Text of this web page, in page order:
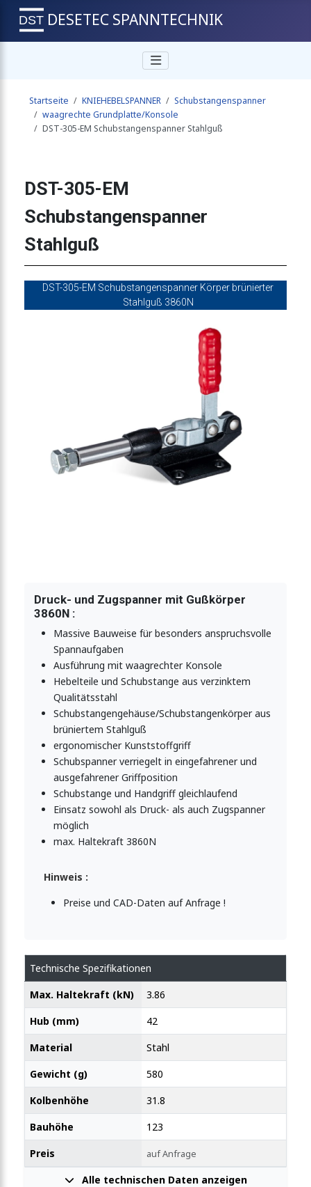
1800N
2000N
Stahlguß
Stahlguß
mit massivem Grundkörper 2270N
mit Sicherheitsverriegelung
4540N
massiver Grundkörper
Zusatzverriegelung
mit Verriegelung
mit Verriegelung
Handgriff
DESETEC SPANNTECHNIK
Startseite KNIEHEBELSPANNER
Schubstangenspanner
waagrechte Grundplatte/Konsole
DST-305-EM Schubstangenspanner Stahlguß
DST-305-EM
Schubstangenspanner
Stahlguß
DST-305-EM Schubstangenspanner Körper brünierter
Stahlguß 3860N
Druck- und Zugspanner mit Gußkörper
3860N :
Massive Bauweise für besonders anspruchsvolle
Spannaufgaben
Ausführung mit waagrechter Konsole
Hebelteile und Schubstange aus verzinktem
Qualitätsstahl
Schubstangengehäuse/Schubstangenkörper aus
brüniertem Stahlguß
ergonomischer Kunststoffgriff
Schubspanner verriegelt in eingefahrener und
ausgefahrener Griffposition
Schubstange und Handgriff gleichlaufend
Einsatz sowohl als Druck- als auch Zugspanner
möglich
max. Haltekraft 3860N
Hinweis :
Preise und CAD-Daten auf Anfrage !
Technische Spezifikationen
Max. Haltekraft (kN)
3.86
Hub (mm)
42
Material
Stahl
Gewicht (g)
580
Kolbenhöhe
31.8
Bauhöhe
123
Preis
auf Anfrage
Alle technischen Daten anzeigen